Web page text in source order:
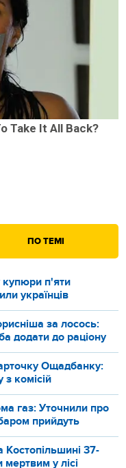
ПО ТЕМІ
купюри п'яти
українців
за лосось:
додати до раціону
Ощадбанку:
комісій
газ: Уточнили про
прийдуть
Костопільшині 37-
у лісі
Take It All Back?